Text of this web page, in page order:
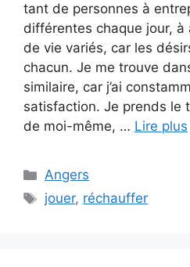
tant de personnes à
différentes chaque jour,
de vie variés, car les
chacun. Je me trouve
similaire, car j’ai
satisfaction. Je prends le
de moi-même, … Lire plus
Catégories
Angers
Étiquettes
jouer, réchauffer